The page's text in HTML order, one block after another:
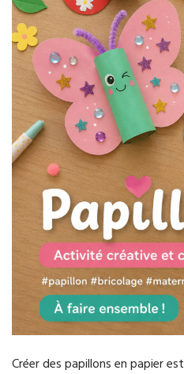
Créer des papillons en papier